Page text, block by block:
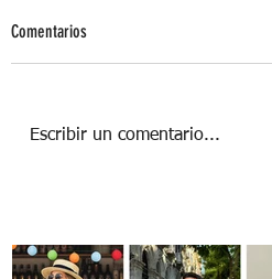
Comentarios
Escribir un comentario...